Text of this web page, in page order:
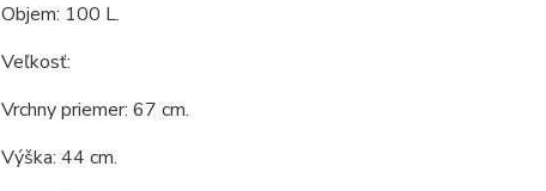
Objem: 100 L.
Veľkosť:
Vrchny priemer: 67 cm.
Výška: 44 cm.